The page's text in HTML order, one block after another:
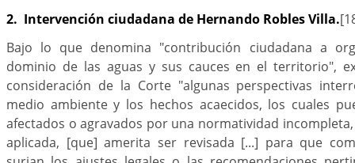
2. Intervención ciudadana de Hernando Robles Villa.
Bajo lo que denomina "contribución ciudadana a
dominio de las aguas y sus cauces en el territorio",
consideración de la Corte "algunas perspectivas
medio ambiente y los hechos acaecidos, los cuales
afectados o agravados por una normatividad
aplicada, [que] amerita ser revisada [...] para que